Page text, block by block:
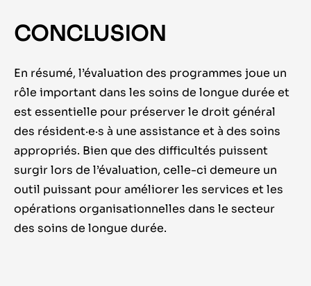
CONCLUSION
En résumé, l’évaluation des programmes joue un
rôle important dans les soins de longue durée et
est essentielle pour préserver le droit général
des résident·e·s à une assistance et à des soins
appropriés. Bien que des difficultés puissent
surgir lors de l’évaluation, celle-ci demeure un
outil puissant pour améliorer les services et les
opérations organisationnelles dans le secteur
des soins de longue durée.